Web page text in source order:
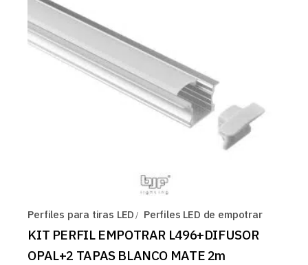
Perfiles para tiras LED Perfiles LED de empotrar
KIT PERFIL EMPOTRAR L496+DIFUSOR
OPAL+2 TAPAS BLANCO MATE 2m